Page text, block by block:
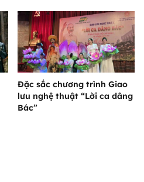
Đặc sắc chương trình Giao
lưu nghệ thuật “Lời ca dâng
Bác”